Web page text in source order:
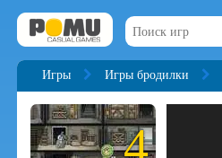
Игры Игры бродилки
4